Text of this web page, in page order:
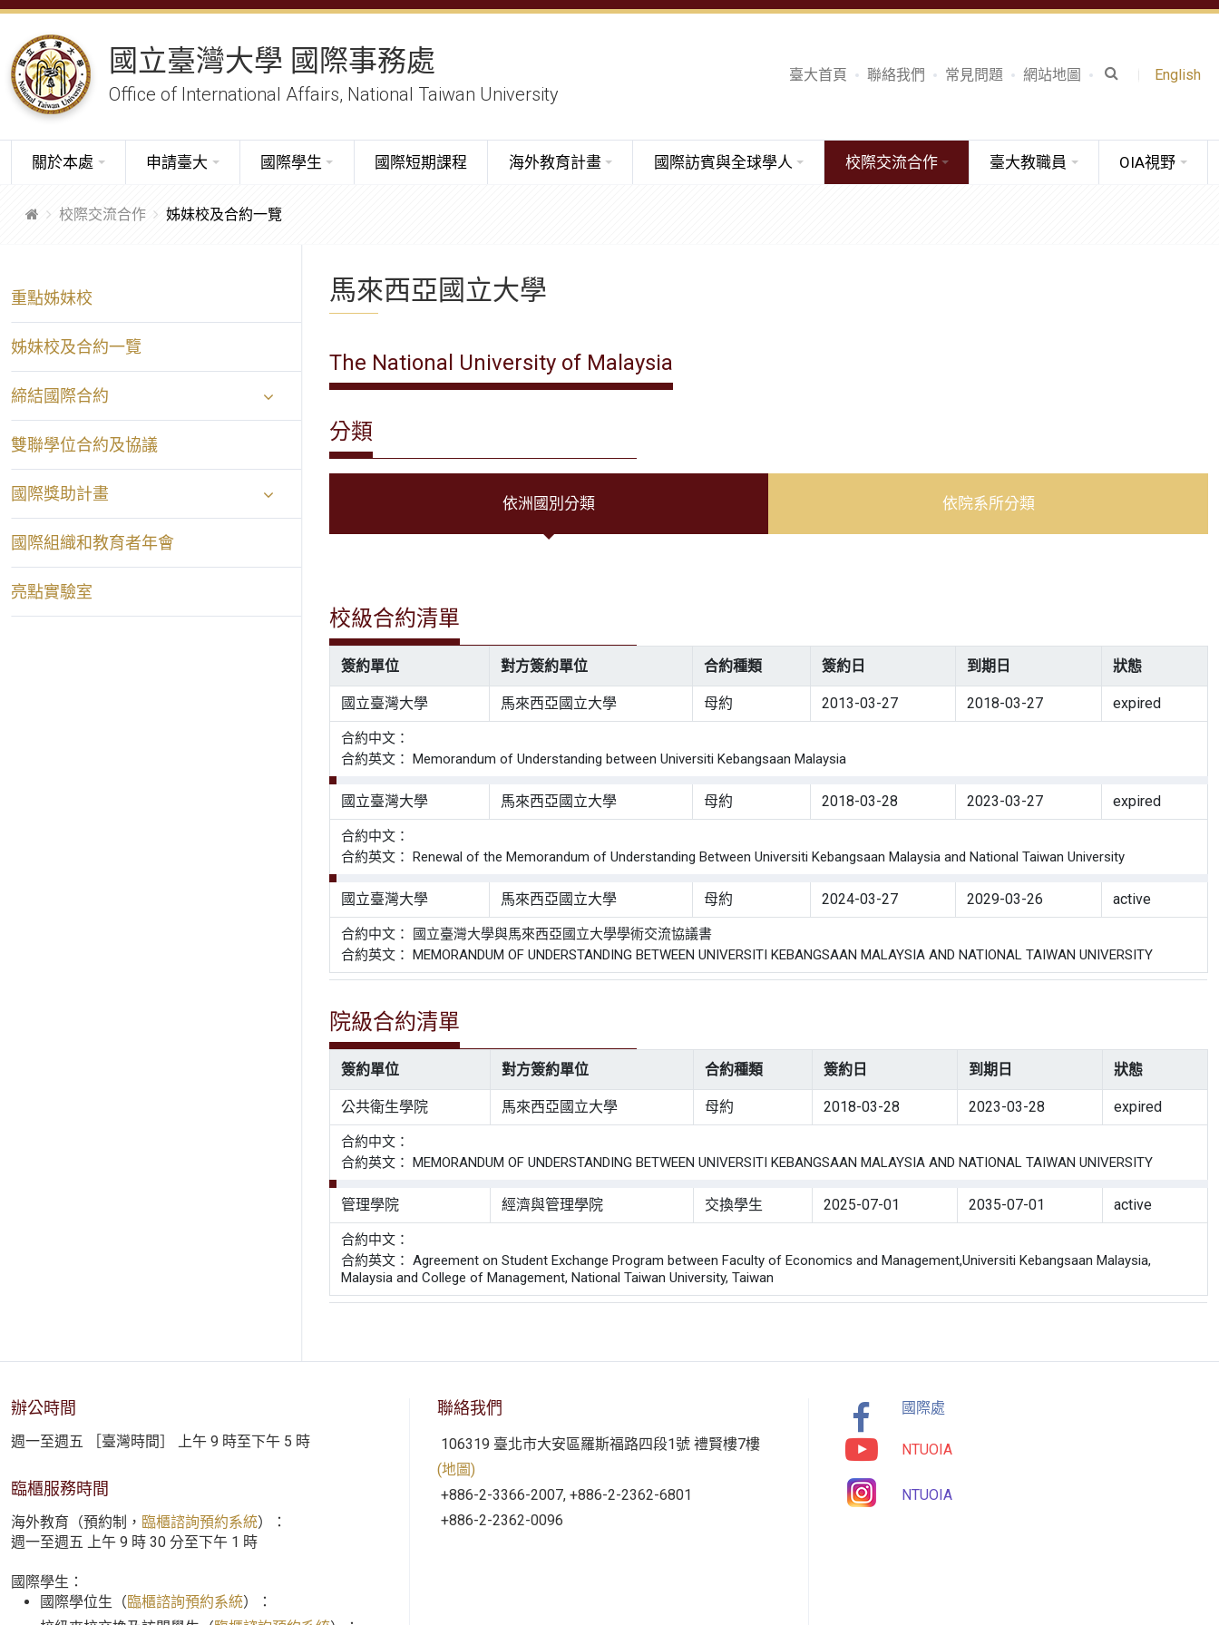
國立臺灣大學 國際事務處
Office of International Affairs, National Taiwan University
臺大首頁 聯絡我們 常見問題 網站地圖 English
關於本處 申請臺大 國際學生 國際短期課程 海外教育計畫 國際訪賓與全球學人 校際交流合作 臺大教職員 OIA視野
校際交流合作 姊妹校及合約一覽
重點姊妹校
姊妹校及合約一覽
締結國際合約
雙聯學位合約及協議
國際獎助計畫
國際組織和教育者年會
亮點實驗室
馬來西亞國立大學
The National University of Malaysia
分類
依洲國別分類 依院系所分類
校級合約清單
簽約單位 對方簽約單位 合約種類 簽約日 到期日 狀態
國立臺灣大學 馬來西亞國立大學 母約 2013-03-27 2018-03-27 expired
合約中文：
合約英文： Memorandum of Understanding between Universiti Kebangsaan Malaysia
國立臺灣大學 馬來西亞國立大學 母約 2018-03-28 2023-03-27 expired
合約中文：
合約英文： Renewal of the Memorandum of Understanding Between Universiti Kebangsaan Malaysia and National Taiwan University
國立臺灣大學 馬來西亞國立大學 母約 2024-03-27 2029-03-26 active
合約中文： 國立臺灣大學與馬來西亞國立大學學術交流協議書
合約英文： MEMORANDUM OF UNDERSTANDING BETWEEN UNIVERSITI KEBANGSAAN MALAYSIA AND NATIONAL TAIWAN UNIVERSITY
院級合約清單
簽約單位 對方簽約單位 合約種類 簽約日 到期日 狀態
公共衛生學院 馬來西亞國立大學 母約 2018-03-28 2023-03-28 expired
合約中文：
合約英文： MEMORANDUM OF UNDERSTANDING BETWEEN UNIVERSITI KEBANGSAAN MALAYSIA AND NATIONAL TAIWAN UNIVERSITY
管理學院 經濟與管理學院 交換學生 2025-07-01 2035-07-01 active
合約中文：
合約英文： Agreement on Student Exchange Program between Faculty of Economics and Management,Universiti Kebangsaan Malaysia,
Malaysia and College of Management, National Taiwan University, Taiwan
辦公時間
週一至週五 ［臺灣時間］ 上午 9 時至下午 5 時
臨櫃服務時間
海外教育（預約制， 臨櫃諮詢預約系統）：
週一至週五 上午 9 時 30 分至下午 1 時
國際學生：
國際學位生（臨櫃諮詢預約系統）：
聯絡我們
106319 臺北市大安區羅斯福路四段1號 禮賢樓7樓
(地圖)
+886-2-3366-2007, +886-2-2362-6801
+886-2-2362-0096
國際處
NTUOIA
NTUOIA